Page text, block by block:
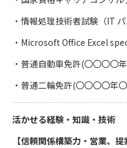
・情報処理技術者試験（IT
・Microsoft Office Excel
・普通自動車免許(〇〇〇〇
・普通二輪免許(〇〇〇〇年
活かせる経験・知識・技術
【信頼関係構築力・営業、提